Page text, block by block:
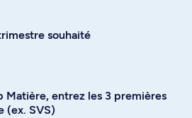
souhaité
Matière, entrez les 3 premières
(ex. SVS)